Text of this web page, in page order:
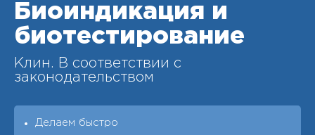
Биоиндикация и
биотестирование
Клин. В соответствии с
законодательством
Делаем быстро